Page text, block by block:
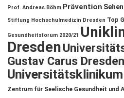
Prof. Andreas Böhm Prävention Sehen
Stiftung Hochschulmedizin Dresden Top
Gesundheitsforum 2020/21
Dresden
Gustav Carus Dresden
Zentrum für Seelische Gesundheit und